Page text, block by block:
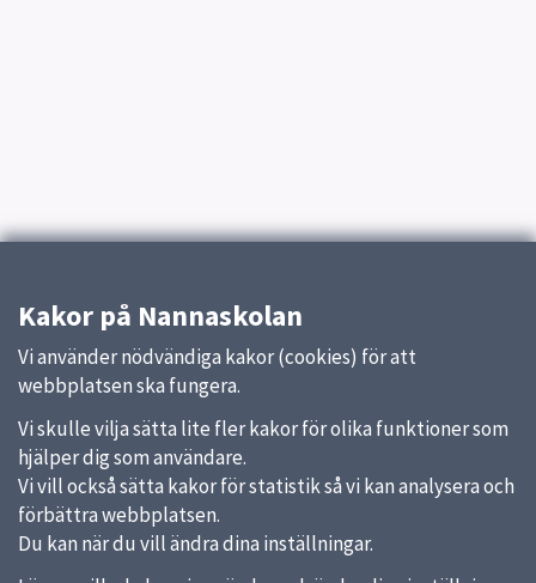
Kakor på Nannaskolan
Vi använder nödvändiga kakor (cookies) för att
webbplatsen ska fungera.
Vi skulle vilja sätta lite fler kakor för olika funktioner som
hjälper dig som användare.
Vi vill också sätta kakor för statistik så vi kan analysera och
förbättra webbplatsen.
Du kan när du vill ändra dina inställningar.